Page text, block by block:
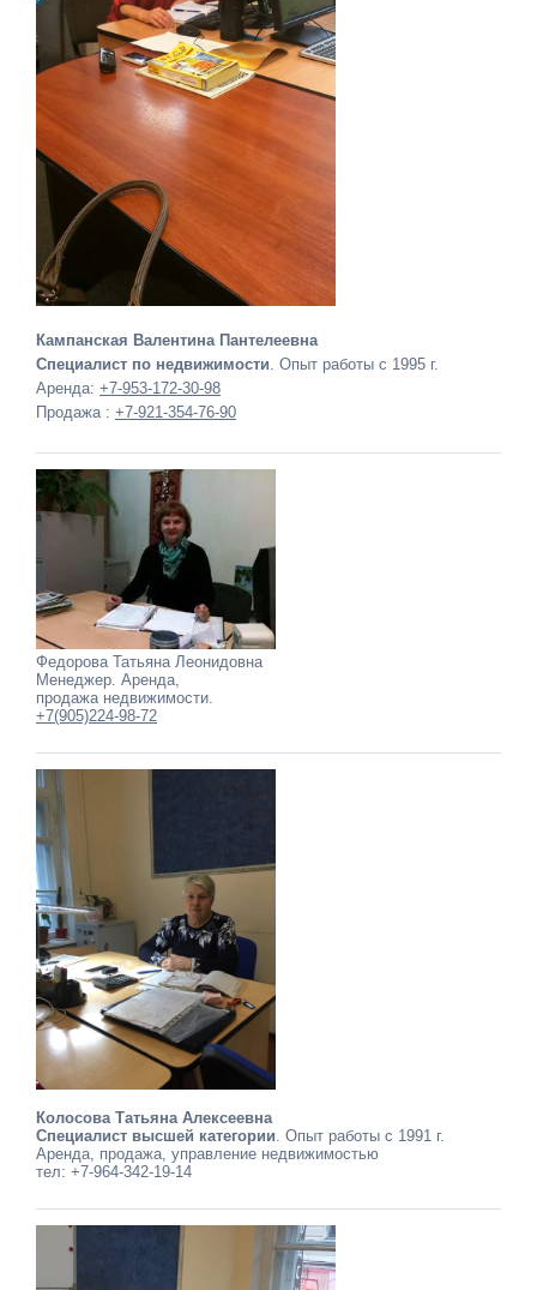
Кампанская Валентина Пантелеевна
Специалист по недвижимости . Опыт работы с 1995 г.
Аренда: +7-953-172-30-98
Продажа : +7-921-354-76-90
Федорова Татьяна Леонидовна
Менеджер. Аренда,
продажа недвижимости.
+7(905)224-98-72
Колосова Татьяна Алексеевна
Специалист высшей категории . Опыт работы с 1991 г.
Аренда, продажа, управление недвижимостью
тел: +7-964-342-19-14